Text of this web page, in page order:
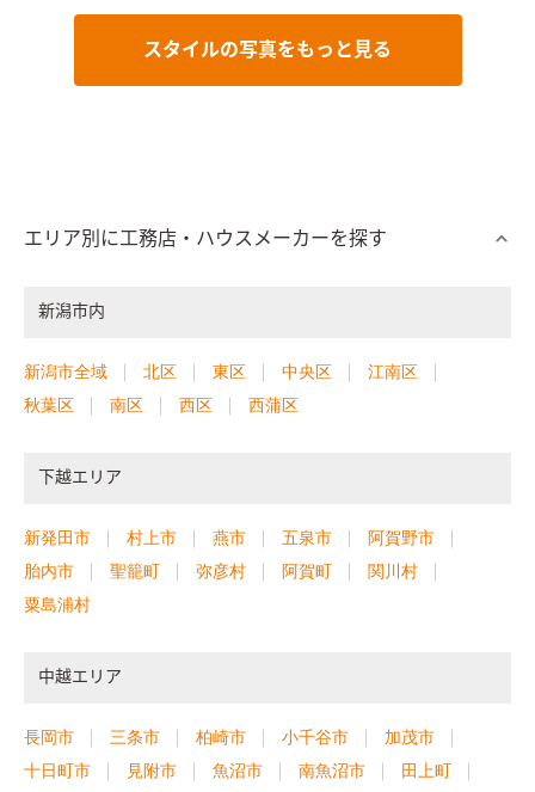
スタイルの写真をもっと見る
エリア別に工務店・ハウスメーカーを探す
新潟市内
新潟市全域 北区 東区 中央区
江南区
秋葉区
南区 西区 西蒲区
下越エリア
新発田市 村上市 燕市 五泉市
阿賀野市
胎内市
聖籠町 弥彦村 阿賀町
関川村
粟島浦村
中越エリア
長岡市 三条市 柏崎市 小千谷市
加茂市
十日町市
見附市 魚沼市 南魚沼市
田上町